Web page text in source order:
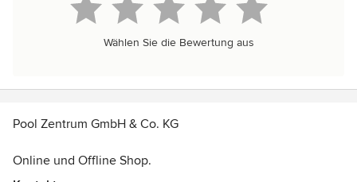
Wählen Sie die Bewertung aus
Pool Zentrum GmbH & Co. KG
Online und Offline Shop.
Haben Sie Pool oder wollen Sie ein Pool haben ?